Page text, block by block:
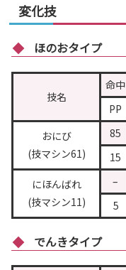
変化技
ほのおタイプ
技名
命中
PP
おにび
(技マシン61)
85
15
にほんばれ
(技マシン11)
–
5
でんきタイプ